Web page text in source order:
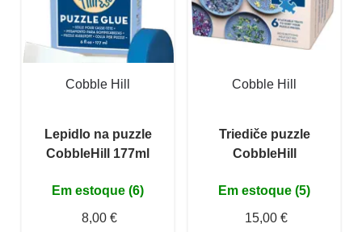
Cobble Hill
Lepidlo na puzzle
CobbleHill 177ml
Em estoque (6)
8,00 €
Cobble Hill
Triediče puzzle
CobbleHill
Em estoque (5)
15,00 €